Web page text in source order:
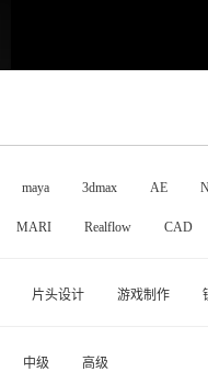
maya 3dmax AE
MARI Realflow CAD
片头设计 游戏制作
中级 高级